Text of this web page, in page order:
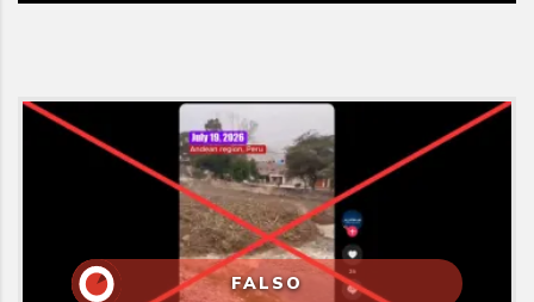
FALSO